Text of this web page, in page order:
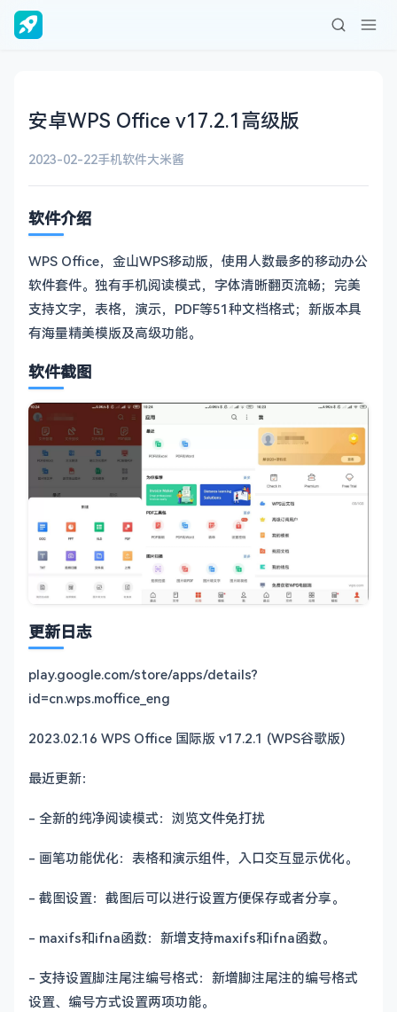
安卓WPS Office v17.2.1高级版
2023-02-22手机软件大米酱
软件介绍
WPS Office，金山WPS移动版，使用人数最多的移动办公
软件套件。独有手机阅读模式，字体清晰翻页流畅；完美
支持文字，表格，演示，PDF等51种文档格式；新版本具
有海量精美模版及高级功能。
软件截图
更新日志
play.google.com/store/apps/details?
id=cn.wps.moffice_eng
2023.02.16 WPS Office 国际版 v17.2.1 (WPS谷歌版)
最近更新：
- 全新的纯净阅读模式：浏览文件免打扰
- 画笔功能优化：表格和演示组件，入口交互显示优化。
- 截图设置：截图后可以进行设置方便保存或者分享。
- maxifs和ifna函数：新增支持maxifs和ifna函数。
- 支持设置脚注尾注编号格式：新增脚注尾注的编号格式
设置、编号方式设置两项功能。